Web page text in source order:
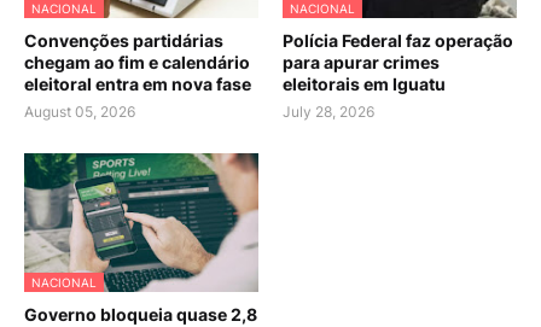
NACIONAL
Convenções partidárias
chegam ao fim e calendário
eleitoral entra em nova fase
August 05, 2026
NACIONAL
Polícia Federal faz operação
para apurar crimes
eleitorais em Iguatu
July 28, 2026
NACIONAL
Governo bloqueia quase 2,8